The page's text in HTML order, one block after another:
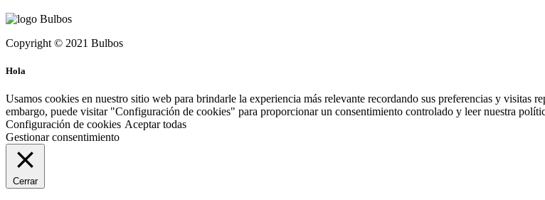
Copyright © 2021 Bulbos
Hola
Usamos cookies en nuestro sitio web para brindarle la experiencia más relevante recordando sus preferencias y
embargo, puede visitar "Configuración de cookies" para proporcionar un consentimiento controlado y leer nuestra
Configuración de cookies Aceptar todas
Gestionar consentimiento
Cerrar